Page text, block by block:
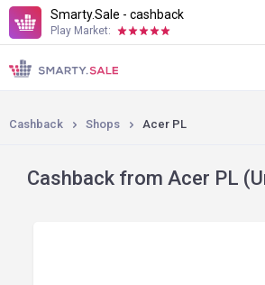
Smarty.Sale - cashback
Play Market:
TERMS OF USE
PLUGINS
Cashback Shops Acer PL
Cashback from Acer PL